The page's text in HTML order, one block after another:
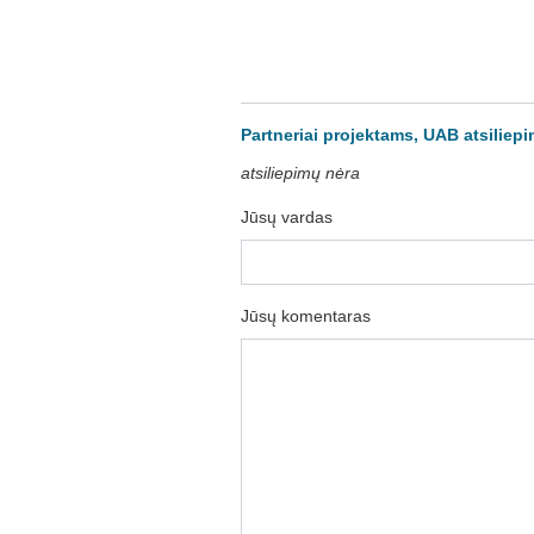
Partneriai projektams, UAB
atsiliepimų nėra
Jūsų vardas
Jūsų komentaras